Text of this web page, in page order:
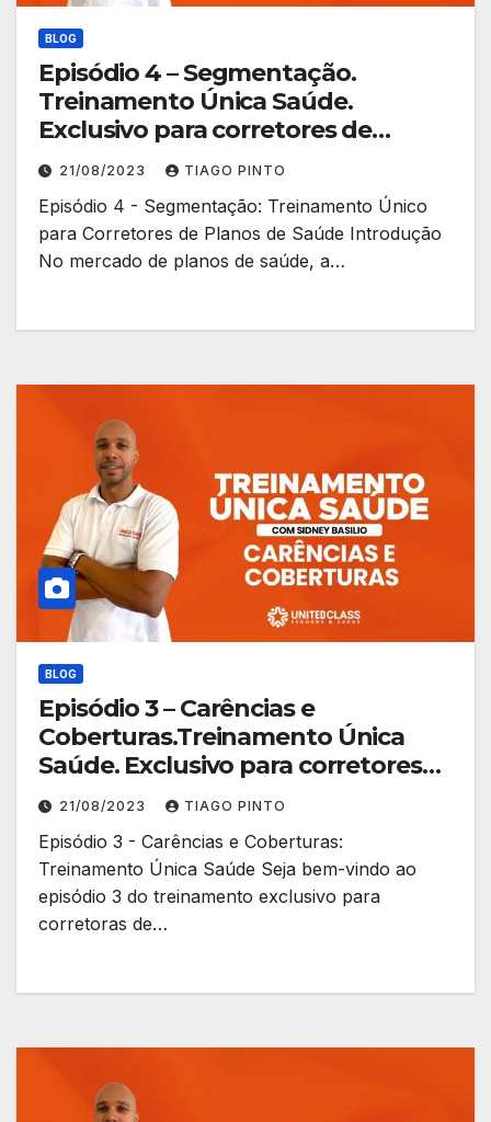
BLOG
Episódio 4 – Segmentação.
Treinamento Única Saúde.
Exclusivo para corretores de
planos de saúde.
21/08/2023 TIAGO PINTO
Episódio 4 - Segmentação: Treinamento Único
para Corretores de Planos de Saúde Introdução
No mercado de planos de saúde, a…
BLOG
Episódio 3 – Carências e
Coberturas.Treinamento Única
Saúde. Exclusivo para corretores
de planos.
21/08/2023 TIAGO PINTO
Episódio 3 - Carências e Coberturas:
Treinamento Única Saúde Seja bem-vindo ao
episódio 3 do treinamento exclusivo para
corretoras de…